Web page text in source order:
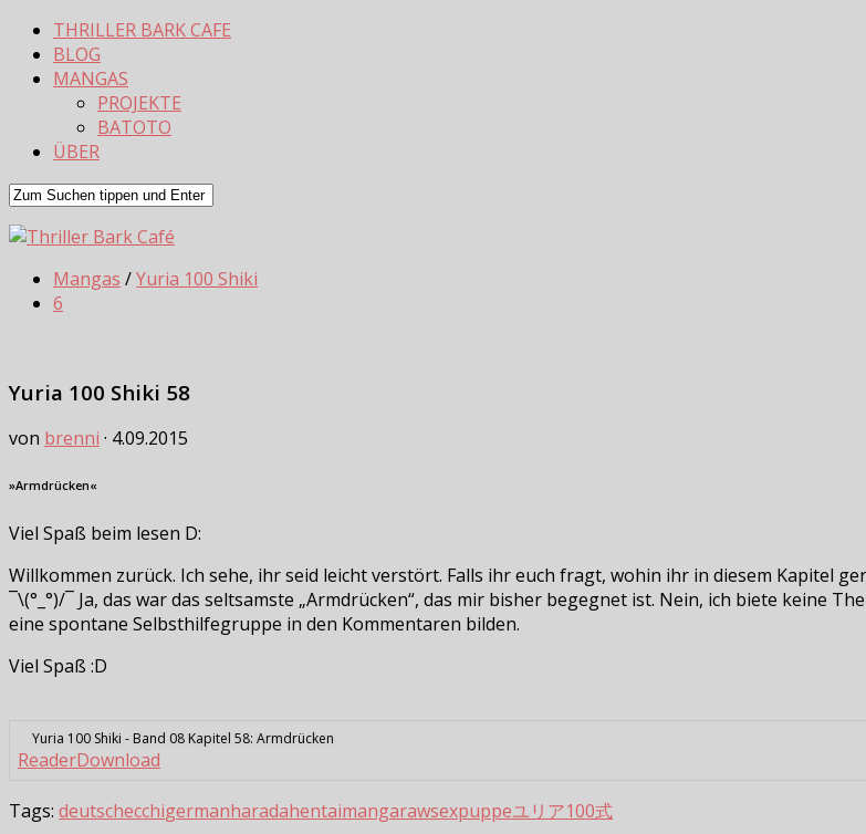
THRILLER BARK CAFE
BLOG
MANGAS
PROJEKTE
BATOTO
ÜBER
Mangas /Yuria 100 Shiki
6
Yuria 100 Shiki 58
von brenni · 4.09.2015
»Armdrücken«
Viel Spaß beim lesen D:
Willkommen zurück. Ich sehe, ihr seid leicht verstört. Falls ihr euch fragt, wohin ihr in diesem Kapitel
¯\(°_°)/¯ Ja, das war das seltsamste „Armdrücken“, das mir bisher begegnet ist. Nein, ich biete keine
eine spontane Selbsthilfegruppe in den Kommentaren bilden.
Viel Spaß :D
Yuria 100 Shiki - Band 08 Kapitel 58: Armdrücken
ReaderDownload
Tags: deutschecchigermanharadahentaimangarawsexpuppeユリア100式